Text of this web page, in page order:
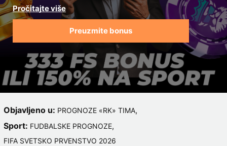
Preuzmite bonus
Objavljeno u: PROGNOZE «RK» TIMA,
Sport: FUDBALSKE PROGNOZE,
FIFA SVETSKO PRVENSTVO 2026